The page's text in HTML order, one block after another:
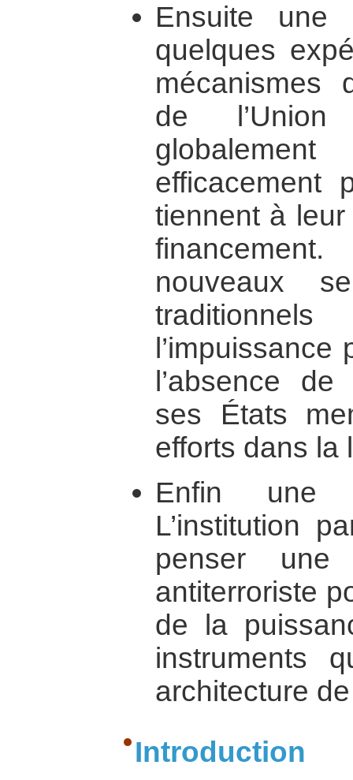
Ensuite une
quelques
mécanismes
de l’Union
efficacement
tiennent à
nouveaux
l’impuissance
l’absence
ses États
efforts dans la
Enfin une
L’institution
penser
antiterroriste
de la
instruments
architecture
Introduction